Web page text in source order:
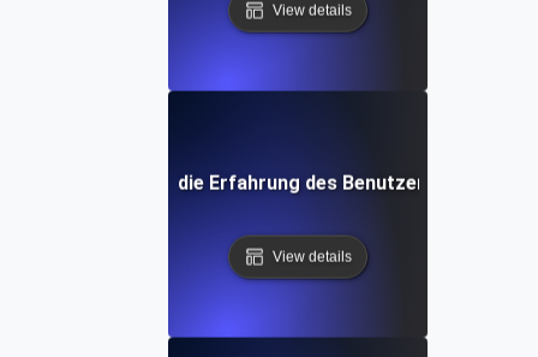
View details
Was ist die Erfahrung des Benutzers (UX)?
View details